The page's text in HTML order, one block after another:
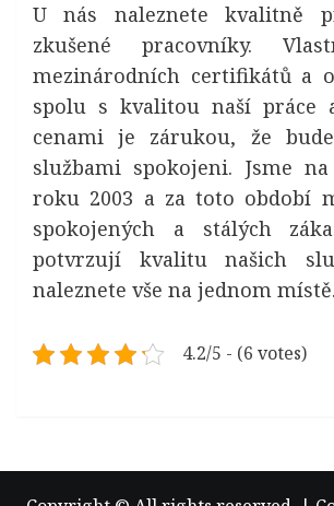
U nás naleznete kvalitně
zkušené pracovníky.
mezinárodních certifikátů a
spolu s kvalitou naší práce
cenami je zárukou, že
službami spokojeni. Jsme
roku 2003 a za toto období
spokojených a stálých
potvrzují kvalitu našich
naleznete vše na jednom místě.
4.2/5 - (6 votes)